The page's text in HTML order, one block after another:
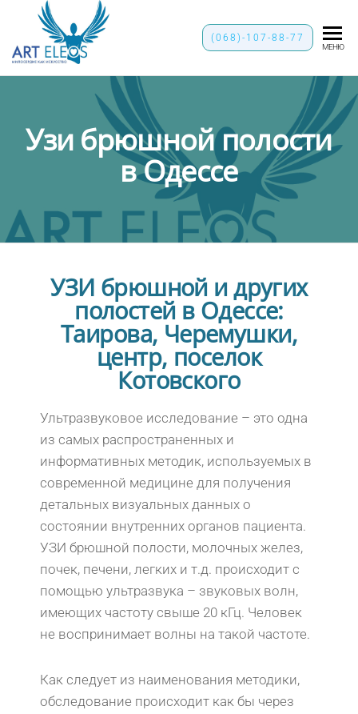
ELEOS"
(068)-107-88-77
МЕНЮ
Узи брюшной полости
в Одессе
УЗИ брюшной и других
полостей в Одессе:
Таирова, Черемушки,
центр, поселок
Котовского
Ультразвуковое исследование – это одна
из самых распространенных и
информативных методик, используемых в
современной медицине для получения
детальных визуальных данных о
состоянии внутренних органов пациента.
УЗИ брюшной полости, молочных желез,
почек, печени, легких и т.д. происходит с
помощью ультразвука – звуковых волн,
имеющих частоту свыше 20 кГц. Человек
не воспринимает волны на такой частоте.
Как следует из наименования методики,
обследование происходит как бы через